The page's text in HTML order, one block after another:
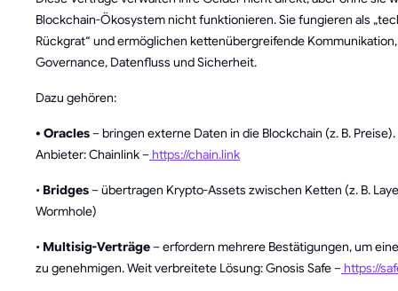
Blockchain-Ökosystem nicht funktionieren. Sie fungieren als
Rückgrat“ und ermöglichen kettenübergreifende Kommunikation,
Governance, Datenfluss und Sicherheit.
Dazu gehören:
• Oracles– bringen externe Daten in die Blockchain (z. B.
Anbieter: Chainlink – https://chain.link
• Bridges– übertragen Krypto-Assets zwischen Ketten (z. B.
Wormhole)
• Multisig-Verträge– erfordern mehrere Bestätigungen, um
zu genehmigen. Weit verbreitete Lösung: Gnosis Safe – https://